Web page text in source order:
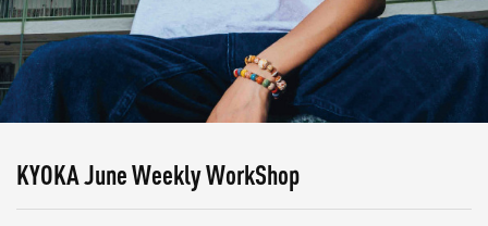
KYOKA June Weekly WorkShop